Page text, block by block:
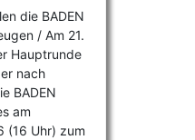
die BADEN
/ Am 21.
Hauptrunde
nach
BADEN
am
(16 Uhr) zum